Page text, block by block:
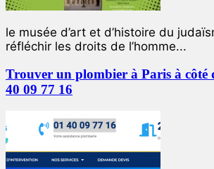
le musée d’art et d’histoire du
réfléchir les droits de l’homme...
Trouver un plombier à Paris à côté
40 09 77 16